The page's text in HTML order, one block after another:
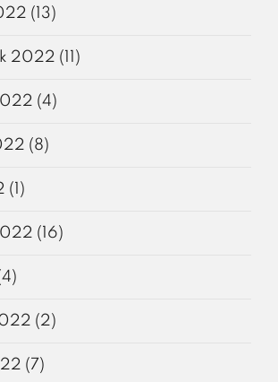
(13)
2022 (11)
(4)
(8)
(1)
(16)
(2)
(7)